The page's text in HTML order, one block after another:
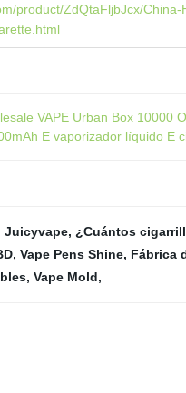
product/ZdQtaFljbJcx/
VAPE Urban Box 10000
E vaporizador líquido E
Juicyvape, ¿Cuántos
, Vape Pens Shine, Fábrica
, Vape Mold,